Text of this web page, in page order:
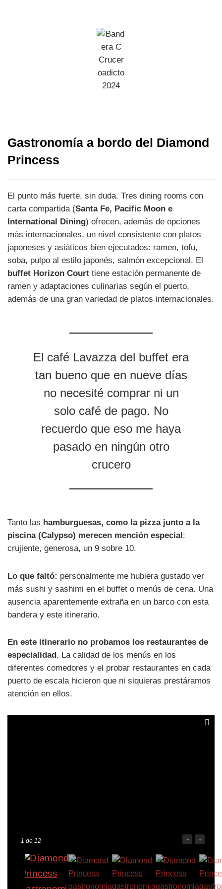
Gastronomía a bordo del Diamond
Princess
El punto más fuerte, sin duda. Tres dining rooms con
carta compartida (Santa Fe, Pacific Moon e
International Dining) ofrecen, además de opciones
más internacionales, un nivel consistente con platos
japoneses y asiáticos bien ejecutados: ramen, tofu,
soba, pulpo al estilo japonés, salmón excepcional. El
buffet Horizon Court tiene estación permanente de
ramen y adaptaciones culinarias según el puerto,
además de una gran variedad de platos internacionales.
El café Lavazza del buffet era
tan bueno que en nueve días
no necesité comprar ni un
solo café de pago. No
recuerdo que eso me haya
pasado en ningún otro
crucero
Tanto las hamburguesas, como la pizza junto a la
piscina (Calypso) merecen mención especial :
crujiente, generosa, un 9 sobre 10.
Lo que faltó: personalmente me hubiera gustado ver
más sushi y sashimi en el buffet o menús de cena. Una
ausencia aparentemente extraña en un barco con esta
bandera y este itinerario.
En este itinerario no probamos los restaurantes de
especialidad. La calidad de los menús en los
diferentes comedores y el probar restaurantes en cada
puerto de escala hicieron que ni siquieras prestáramos
atención en ellos.
1 de 12 - +